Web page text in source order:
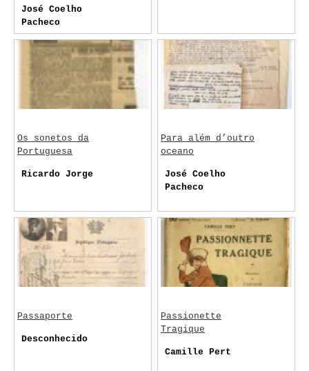
José Coelho
Pacheco
Os sonetos da
Portuguesa
Ricardo Jorge
Para além d’outro
oceano
José Coelho
Pacheco
Passaporte
Desconhecido
Passionette
Tragique
Camille Pert